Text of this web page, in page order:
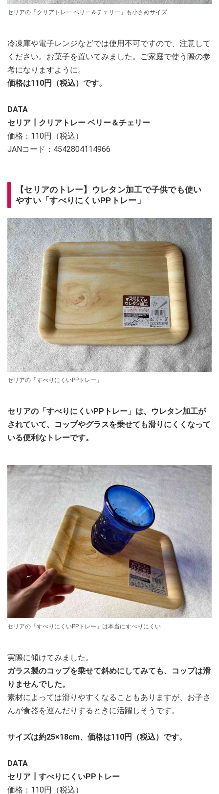
セリアの「クリアトレー ベリー＆チェリー」も小さめサイズ
冷凍庫や電子レンジなどでは使用不可ですので、注意して
ください。お菓子を置いてみました。ご家庭で使う際の参
考になりますように。
価格は110円（税込）です。
DATA
セリア┃クリアトレー ベリー＆チェリー
価格：110円（税込）
JANコード：4542804114966
【セリアのトレー】ウレタン加工で子供でも使い
やすい「すべりにくいPPトレー」
セリアの「すべりにくいPPトレー」
セリアの「すべりにくいPPトレー」は、ウレタン加工が
されていて、コップやグラスを乗せても滑りにくくなって
いる便利なトレーです。
セリアの「すべりにくいPPトレー」は本当にすべりにくい
実際に傾けてみました。
ガラス製のコップを乗せて斜めにしてみても、コップは滑
りませんでした。
素材によっては滑りやすくなることもありますが、お子さ
んが食器を運んだりするときに活躍しそうです。
サイズは約25×18cm、価格は110円（税込）です。
DATA
セリア┃すべりにくいPPトレー
価格：110円（税込）